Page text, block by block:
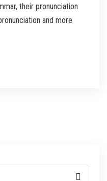
their pronunciation
and more